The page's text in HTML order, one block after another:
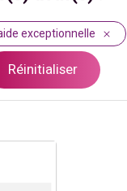
exceptionnelle